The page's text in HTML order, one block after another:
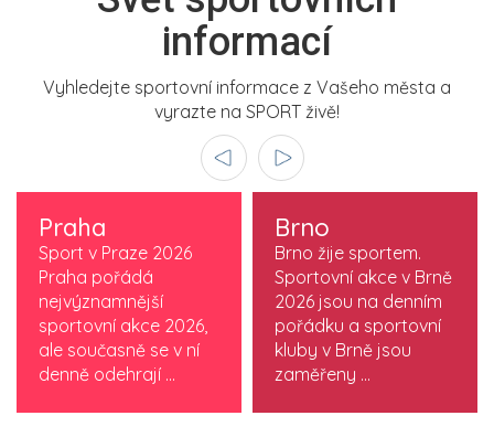
informací
Vyhledejte sportovní informace z Vašeho města a
vyrazte na SPORT živě!
Praha
Sport v Praze 2026
Praha pořádá
nejvýznamnější
sportovní akce 2026,
ale současně se v ní
denně odehrají ...
Brno
Brno žije sportem.
Sportovní akce v Brně
2026 jsou na denním
pořádku a sportovní
kluby v Brně jsou
zaměřeny ...